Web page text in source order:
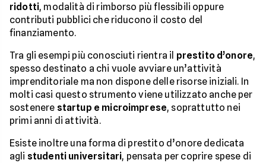
ridotti, modalità di rimborso più flessibili oppure
contributi pubblici che riducono il costo del
finanziamento.
Tra gli esempi più conosciuti rientra il prestito d’onore,
spesso destinato a chi vuole avviare un’attività
imprenditoriale ma non dispone delle risorse iniziali. In
molti casi questo strumento viene utilizzato anche per
sostenere startup e microimprese, soprattutto nei
primi anni di attività.
Esiste inoltre una forma di prestito d’onore dedicata
agli studenti universitari, pensata per coprire spese di